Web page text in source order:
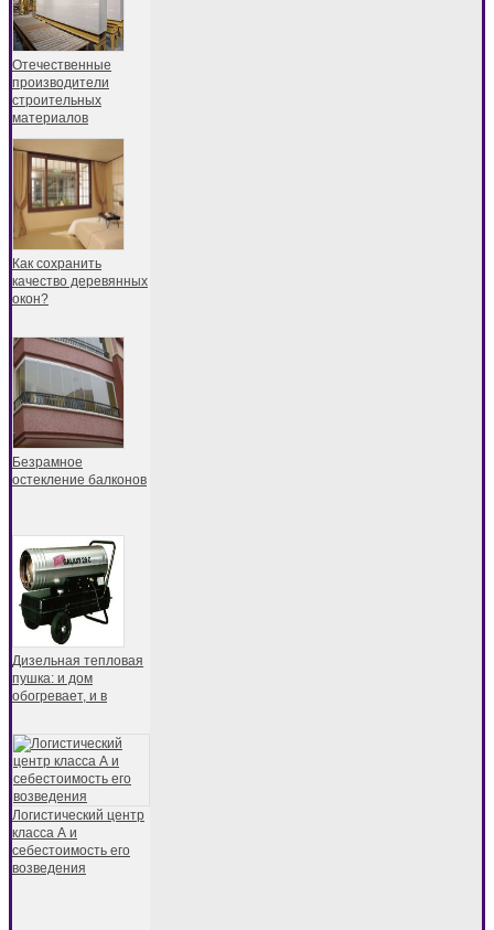
Отечественные
производители
строительных
материалов
Как сохранить
качество деревянных
окон?
Безрамное
остекление балконов
Дизельная тепловая
пушка: и дом
обогревает, и в
Логистический центр
класса А и
себестоимость его
возведения